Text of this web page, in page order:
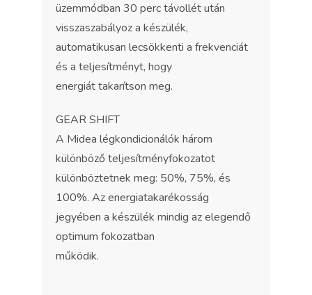
üzemmódban 30 perc távollét után
visszaszabályoz a készülék,
automatikusan lecsökkenti a frekvenciát
és a teljesítményt, hogy
energiát takarítson meg.
GEAR SHIFT
A Midea légkondicionálók három
különböző teljesítményfokozatot
különböztetnek meg: 50%, 75%, és
100%. Az energiatakarékosság
jegyében a készülék mindig az elegendő
optimum fokozatban
működik.